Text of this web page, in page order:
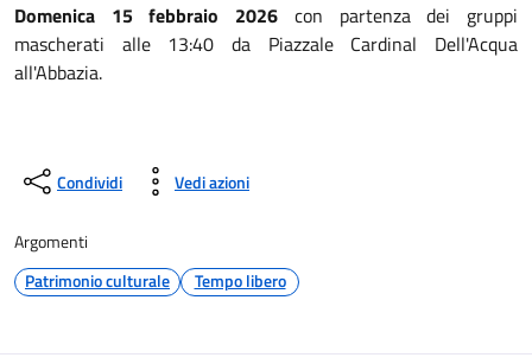
Domenica 15 febbraio 2026 con partenza dei gruppi
mascherati alle 13:40 da Piazzale Cardinal Dell'Acqua
all'Abbazia.
Condividi Vedi azioni
Argomenti
Patrimonio culturale
Tempo libero